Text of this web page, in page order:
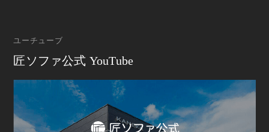
ユーチューブ
匠ソファ公式 YouTube